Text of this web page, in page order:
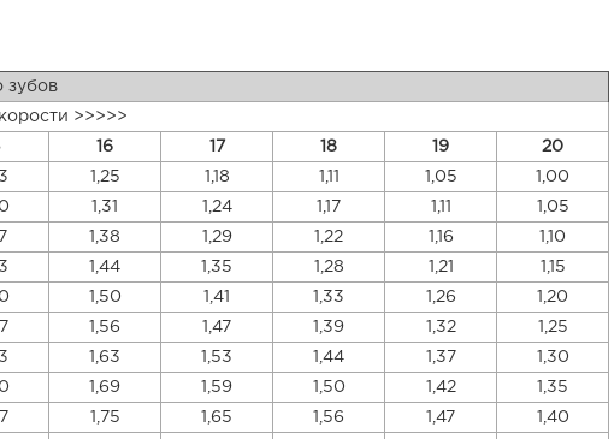
зубов
>>>>>
16 17 18 19 20
1,25 1,18 1,11 1,05 1,00
1,31 1,24 1,17 1,11 1,05
1,38 1,29 1,22 1,16 1,10
1,44 1,35 1,28 1,21 1,15
1,50 1,41 1,33 1,26 1,20
1,56 1,47 1,39 1,32 1,25
1,63 1,53 1,44 1,37 1,30
1,69 1,59 1,50 1,42 1,35
1,75 1,65 1,56 1,47 1,40